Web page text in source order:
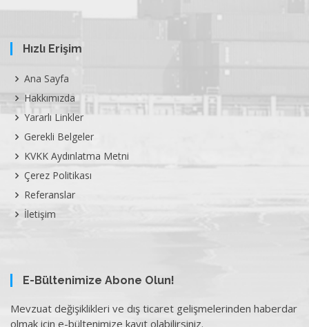
Hızlı Erişim
Ana Sayfa
Hakkımızda
Yararlı Linkler
Gerekli Belgeler
KVKK Aydınlatma Metni
Çerez Politikası
Referanslar
İletişim
E-Bültenimize Abone Olun!
Mevzuat değişiklikleri ve dış ticaret gelişmelerinden haberdar
olmak için e-bültenimize kayıt olabilirsiniz.